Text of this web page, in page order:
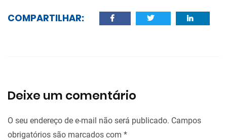
COMPARTILHAR:
Deixe um comentário
O seu endereço de e-mail não será publicado. Campos
obrigatórios são marcados com *